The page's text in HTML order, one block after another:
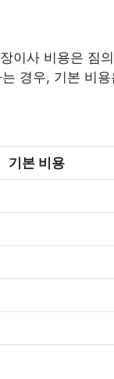
이사 비용은 짐
경우, 기본 비
기본 비용